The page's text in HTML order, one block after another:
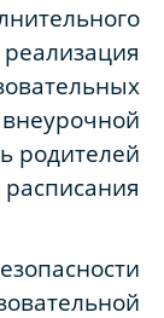
родителей